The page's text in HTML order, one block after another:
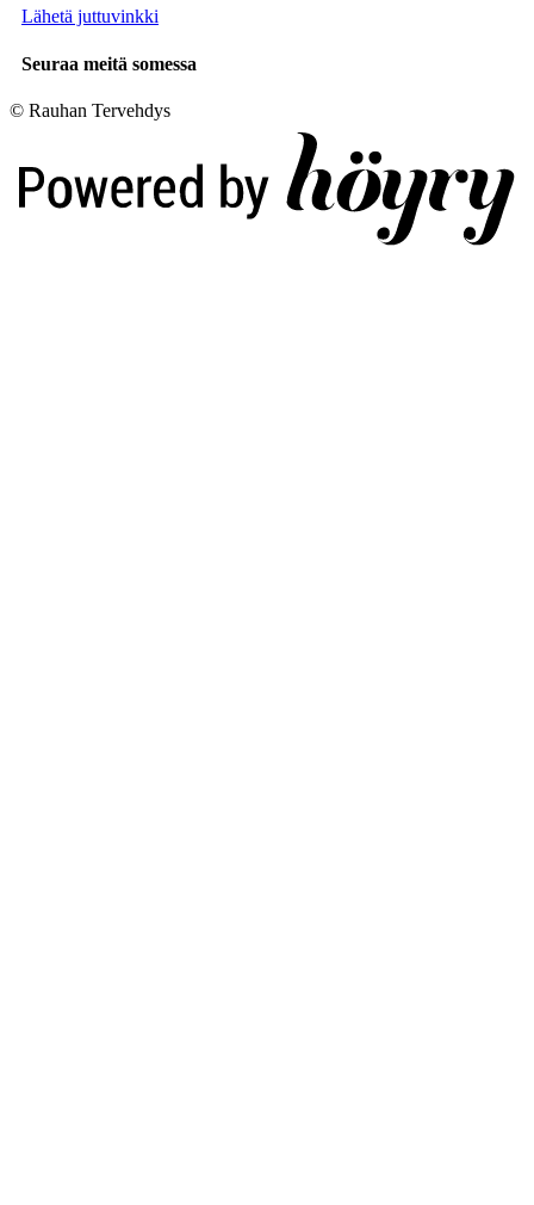
Lähetä juttuvinkki
Seuraa meitä somessa
© Rauhan Tervehdys